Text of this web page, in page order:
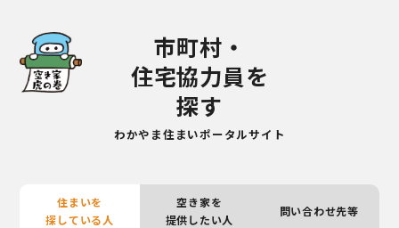
人に会う
しごと
住まい
移住者インタビュー
市町村・
住宅協力員を
探す
わかやま住まいポータルサイト
住まいを
探している人
空き家を
提供したい人
問い合わせ先等